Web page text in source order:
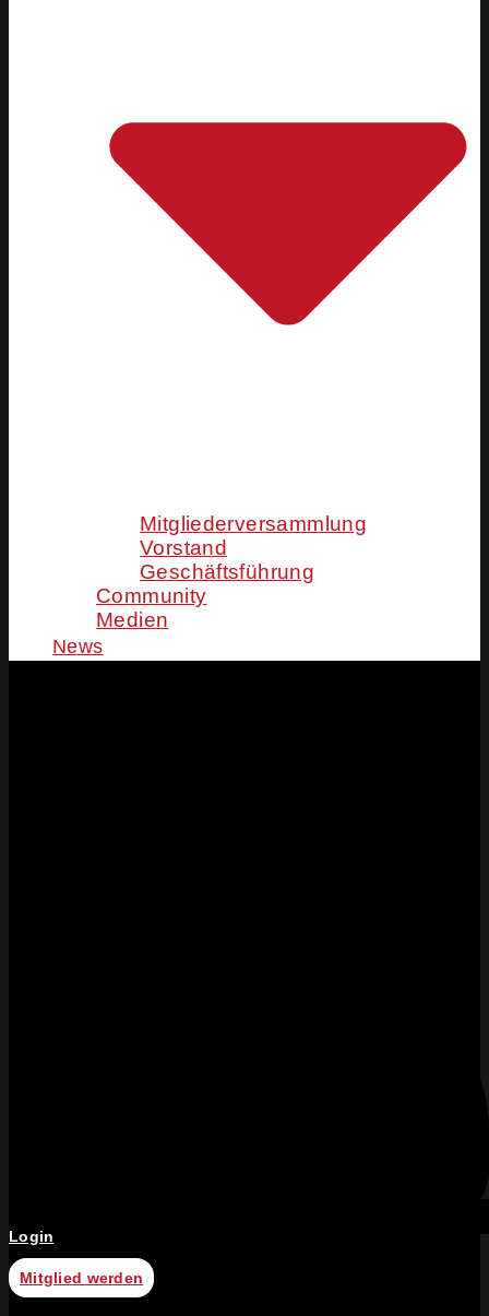
Mitgliederversammlung
Vorstand
Geschäftsführung
Community
Medien
News
Login
Mitglied werden